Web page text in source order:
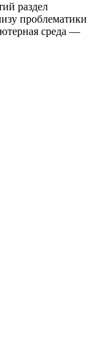
раздел
проблематики
среда —